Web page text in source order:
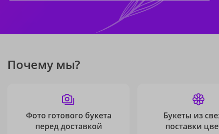
Почему мы?
Фото готового букета
перед доставкой
Букеты из
поставки